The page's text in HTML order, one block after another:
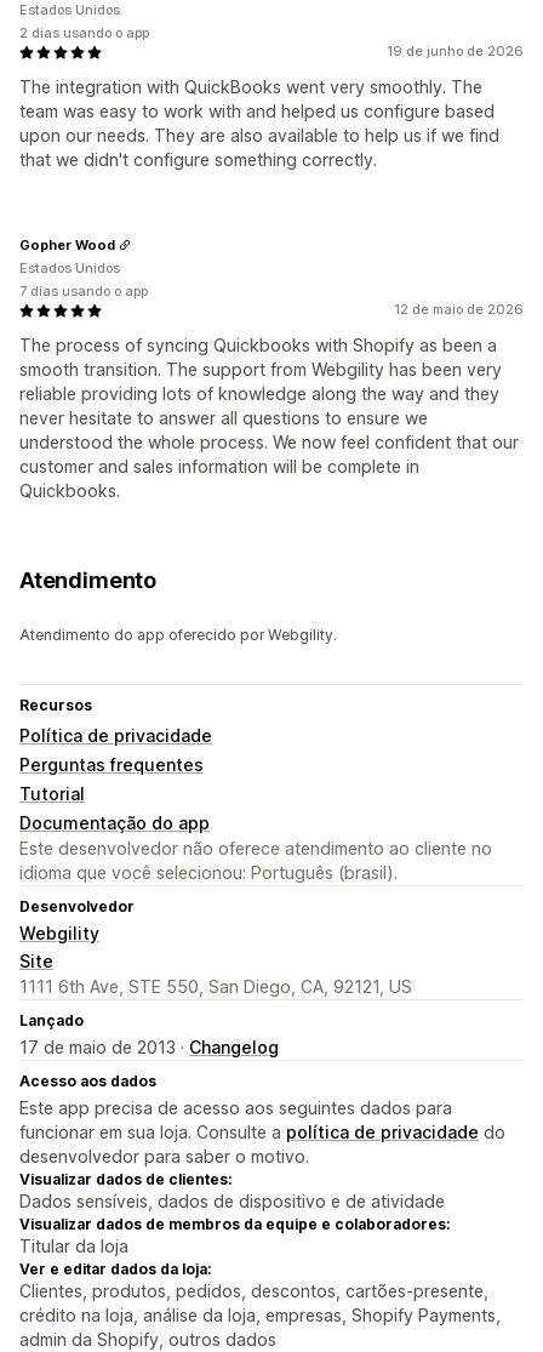
19 de junho de 2026
The integration with QuickBooks went very smoothly. The
team was easy to work with and helped us configure based
upon our needs. They are also available to help us if we find
that we didn't configure something correctly.
Estados Unidos
2 dias usando o app
12 de maio de 2026
The process of syncing Quickbooks with Shopify as been a
smooth transition. The support from Webgility has been very
reliable providing lots of knowledge along the way and they
never hesitate to answer all questions to ensure we
understood the whole process. We now feel confident that our
customer and sales information will be complete in
Quickbooks.
Gopher Wood
Estados Unidos
7 dias usando o app
Atendimento
Atendimento do app oferecido por Webgility.
Recursos
Política de privacidade
Perguntas frequentes
Tutorial
Documentação do app
Este desenvolvedor não oferece atendimento ao cliente no
idioma que você selecionou: Português (brasil).
Desenvolvedor
Webgility
Site
1111 6th Ave, STE 550, San Diego, CA, 92121, US
Lançado
17 de maio de 2013 · Changelog
Acesso aos dados
Este app precisa de acesso aos seguintes dados para
funcionar em sua loja. Consulte a política de privacidade do
desenvolvedor para saber o motivo.
Visualizar dados de clientes:
Dados sensíveis, dados de dispositivo e de atividade
Visualizar dados de membros da equipe e colaboradores:
Titular da loja
Ver e editar dados da loja:
Clientes, produtos, pedidos, descontos, cartões-presente,
crédito na loja, análise da loja, empresas, Shopify Payments,
admin da Shopify, outros dados